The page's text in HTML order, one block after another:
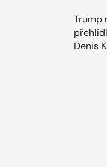
Trump
Denis